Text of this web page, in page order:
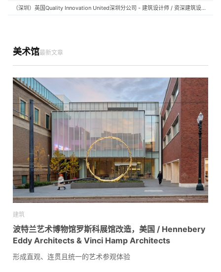
（深圳）英国Quality Innovation United深圳分公司 - 建筑设计师 / 资深建筑设计师 / 室内设计师 / 设计实习生
美术馆最新文章
建筑
波特兰艺术博物馆罗斯科展馆改造，美国 / Hennebery
Eddy Architects & Vinci Hamp Architects
形成直观、连贯且统一的艺术参观体验